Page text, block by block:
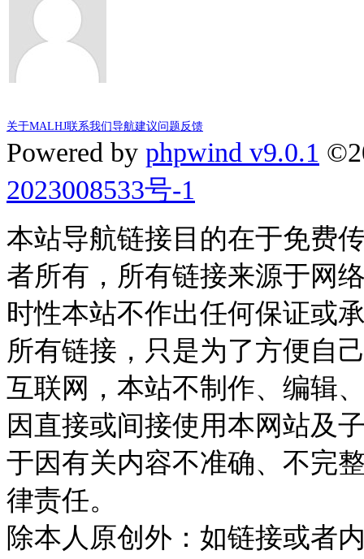
关于MALHJ联系我们导航建议问题反馈
Powered by phpwind v9.0.1
2023008533号-1
本站导航链接目的在于免费
者所有，所有链接来源于网
时性本站不作出任何保证或
所有链接，只是为了方便自
互联网，本站不制作、编辑
因直接或间接使用本网站及
于因有关内容不准确、不完
律责任。
除本人原创外：如链接或者